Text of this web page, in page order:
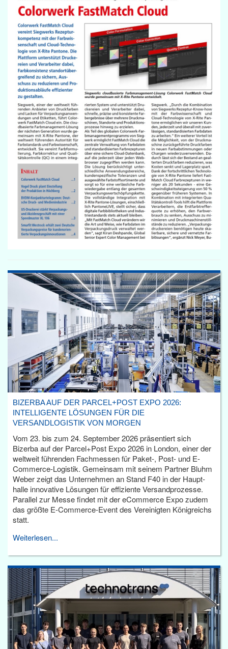
BIZERBA AUF DER PARCEL+POST EXPO 2026:
INTELLIGENTE LÖSUNGEN FÜR DIE
VERSANDLOGISTIK VON MORGEN
Vom 23. bis zum 24. September 2026 präsentiert sich
Bizerba auf der Parcel+Post Expo 2026 in London, einer der
weltweit führenden Fachmessen für Paket-, Post- und E-
Commerce-Logistik. Gemeinsam mit seinem Partner Bluhm
Weber zeigt das Unternehmen an Stand F40 in der Haupt­
halle innovative Lösungen für effiziente Versandprozesse.
Parallel zur Messe findet mit der eCommerce Expo zudem
das größte E-Commerce-Event des Vereinigten Königreichs
statt.
Weiterlesen...